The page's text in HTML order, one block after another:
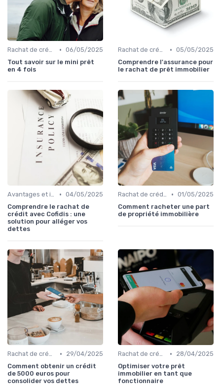
Rachat de crédit à la consommation • 06/05/2025
Tout savoir sur le mini prêt
en 4 fois
Rachat de crédit immobilier • 05/05/2025
Comprendre l'assurance pour
le rachat de prêt immobilier
Avantages et inconvénients • 04/05/2025
Comprendre le rachat de
crédit avec Cofidis : une
solution pour alléger vos
dettes
Rachat de crédit immobilier • 01/05/2025
Comment racheter une part
de propriété immobilière
Rachat de crédit à la consommation •
29/04/2025
Comment obtenir un crédit
de 5000 euros pour
consolider vos dettes
Rachat de crédit immobilier •
28/04/2025
Optimiser votre prêt
immobilier en tant que
fonctionnaire